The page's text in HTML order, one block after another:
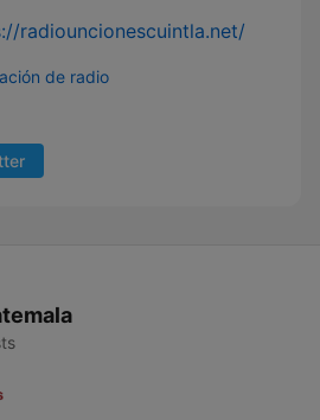
radiouncionescuintla.net/
de radio